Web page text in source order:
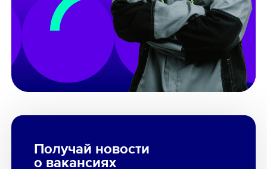
Получай новости
о вакансиях